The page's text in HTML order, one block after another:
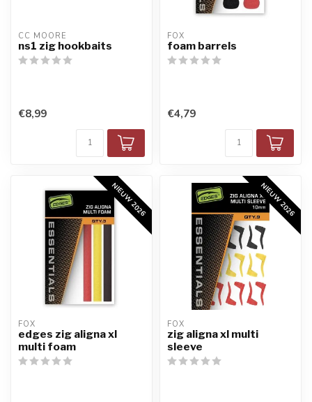
CC MOORE
ns1 zig hookbaits
€8,99
FOX
foam barrels
€4,79
NIEUW 2026
FOX
edges zig aligna xl
multi foam
NIEUW 2026
FOX
zig aligna xl multi
sleeve